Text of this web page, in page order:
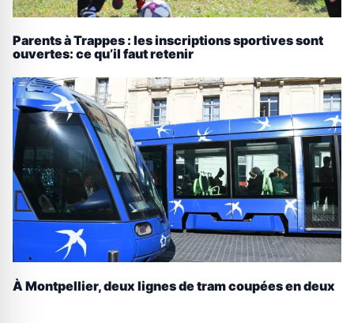
Parents à Trappes : les inscriptions sportives sont
ouvertes: ce qu’il faut retenir
À Montpellier, deux lignes de tram coupées en deux